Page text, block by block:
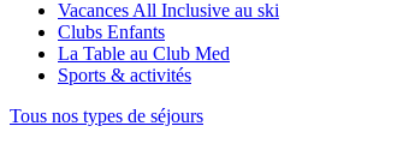
Vacances All Inclusive au ski
Clubs Enfants
La Table au Club Med
Sports & activités
Tous nos types de séjours